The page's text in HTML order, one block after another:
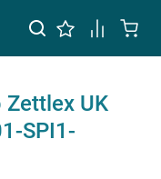
UK
SPI1-